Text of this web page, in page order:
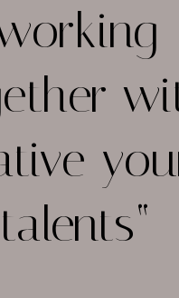
talents“